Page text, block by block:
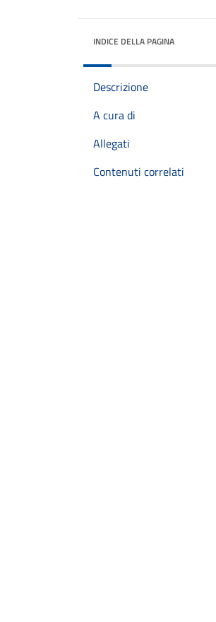
INDICE DELLA PAGINA
Descrizione
A cura di
Allegati
Contenuti correlati